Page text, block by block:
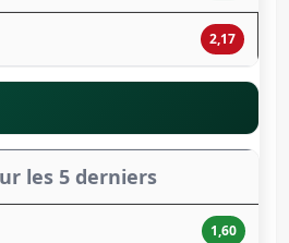
2,17
les 5 derniers
1,60